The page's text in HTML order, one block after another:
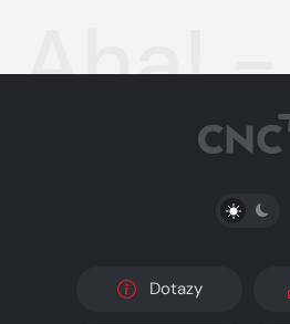
Aha! -
Dotazy